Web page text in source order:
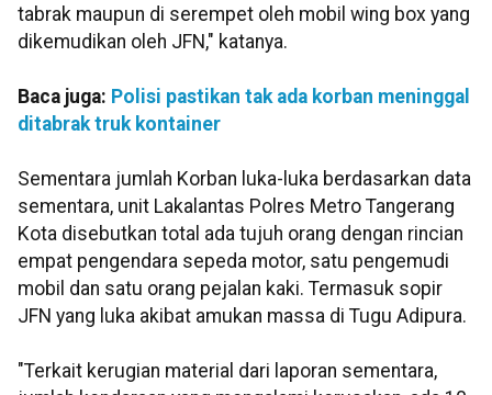
tabrak maupun di serempet oleh mobil wing box yang
dikemudikan oleh JFN," katanya.
Baca juga: Polisi pastikan tak ada korban meninggal
ditabrak truk kontainer
Sementara jumlah Korban luka-luka berdasarkan data
sementara, unit Lakalantas Polres Metro Tangerang
Kota disebutkan total ada tujuh orang dengan rincian
empat pengendara sepeda motor, satu pengemudi
mobil dan satu orang pejalan kaki. Termasuk sopir
JFN yang luka akibat amukan massa di Tugu Adipura.
"Terkait kerugian material dari laporan sementara,